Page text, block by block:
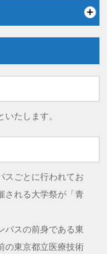
たします。
スごとに行われてお
される大学祭が「青
パスの前身である東
の東京都立医療技術